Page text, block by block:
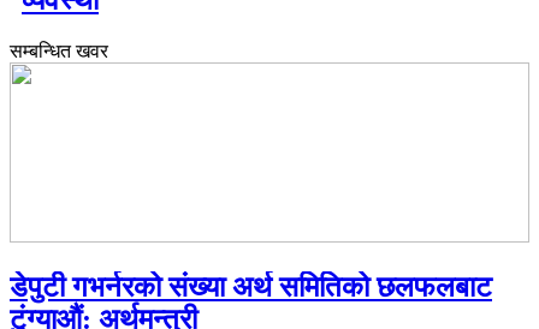
सम्बन्धित खवर
डेपुटी गभर्नरको संख्या अर्थ समितिको छलफलबाट
टुंग्याऔं: अर्थमन्त्री